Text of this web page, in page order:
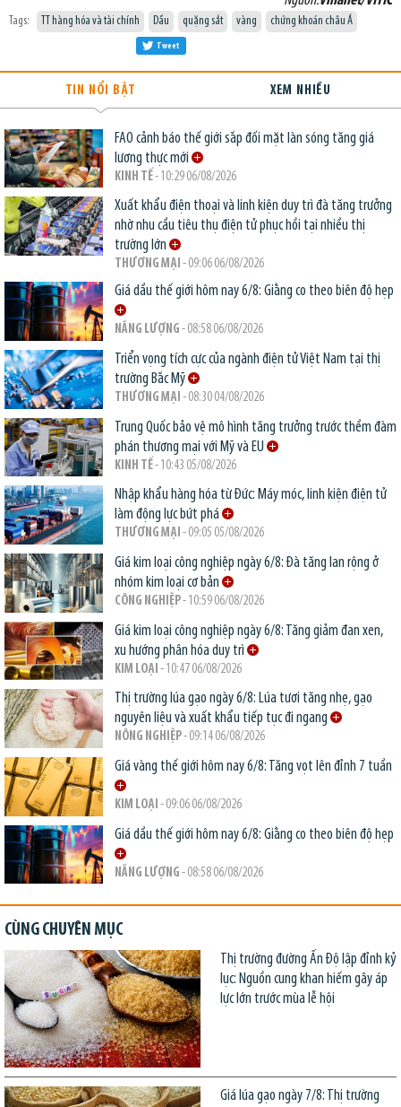
Tags: TT hàng hóa và tài chính Dầu quặng sắt vàng chứng khoán châu Á
Tweet
TIN NỔI BẬT XEM NHIỀU
FAO cảnh báo thế giới sắp đối mặt làn sóng tăng giá
lương thực mới
KINH TẾ- 10:29 06/08/2026
Xuất khẩu điện thoại và linh kiện duy trì đà tăng trưởng
nhờ nhu cầu tiêu thụ điện tử phục hồi tại nhiều thị
trường lớn
THƯƠNG MẠI - 09:06 06/08/2026
Giá dầu thế giới hôm nay 6/8: Giằng co theo biên độ hẹp
NĂNG LƯỢNG - 08:58 06/08/2026
Triển vọng tích cực của ngành điện tử Việt Nam tại thị
trường Bắc Mỹ
THƯƠNG MẠI - 08:30 04/08/2026
Trung Quốc bảo vệ mô hình tăng trưởng trước thềm đàm
phán thương mại với Mỹ và EU
KINH TẾ- 10:43 05/08/2026
Nhập khẩu hàng hóa từ Đức: Máy móc, linh kiện điện tử
làm động lực bứt phá
THƯƠNG MẠI - 09:05 05/08/2026
Giá kim loại công nghiệp ngày 6/8: Đà tăng lan rộng ở
nhóm kim loại cơ bản
CÔNG NGHIỆP- 10:59 06/08/2026
Giá kim loại công nghiệp ngày 6/8: Tăng giảm đan xen,
xu hướng phân hóa duy trì
KIM LOẠI - 10:47 06/08/2026
Thị trường lúa gạo ngày 6/8: Lúa tươi tăng nhẹ, gạo
nguyên liệu và xuất khẩu tiếp tục đi ngang
NÔNG NGHIỆP- 09:14 06/08/2026
Giá vàng thế giới hôm nay 6/8: Tăng vọt lên đỉnh 7 tuần
KIM LOẠI - 09:06 06/08/2026
Giá dầu thế giới hôm nay 6/8: Giằng co theo biên độ hẹp
NĂNG LƯỢNG - 08:58 06/08/2026
CÙNG CHUYÊN MỤC
Thị trường đường Ấn Độ lập đỉnh kỷ
lục: Nguồn cung khan hiếm gây áp
lực lớn trước mùa lễ hội
Giá lúa gạo ngày 7/8: Thị trường